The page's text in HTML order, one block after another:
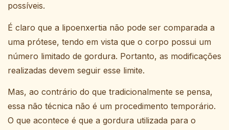
possíveis.
É claro que a lipoenxertia não pode ser comparada a
uma prótese, tendo em vista que o corpo possui um
número limitado de gordura. Portanto, as modificações
realizadas devem seguir esse limite.
Mas, ao contrário do que tradicionalmente se pensa,
essa não técnica não é um procedimento temporário.
O que acontece é que a gordura utilizada para o